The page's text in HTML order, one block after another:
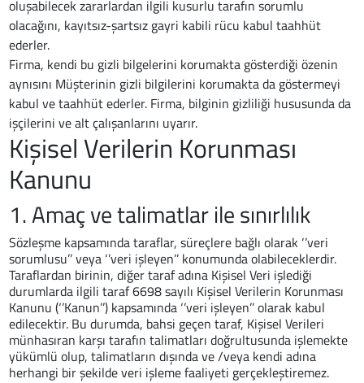
oluşabilecek zararlardan ilgili kusurlu tarafın sorumlu
olacağını, kayıtsız-şartsız gayri kabili rücu kabul taahhüt
ederler.
Firma, kendi bu gizli bilgelerini korumakta gösterdiği özenin
aynısını Müşterinin gizli bilgilerini korumakta da göstermeyi
kabul ve taahhüt ederler. Firma, bilginin gizliliği hususunda da
işçilerini ve alt çalışanlarını uyarır.
Kişisel Verilerin Korunması
Kanunu
1. Amaç ve talimatlar ile sınırlılık
Sözleşme kapsamında taraflar, süreçlere bağlı olarak ‘’veri
sorumlusu’’ veya ‘’veri işleyen’’ konumunda olabileceklerdir.
Taraflardan birinin, diğer taraf adına Kişisel Veri işlediği
durumlarda ilgili taraf 6698 sayılı Kişisel Verilerin Korunması
Kanunu (‘’Kanun’’) kapsamında ‘’veri işleyen’’ olarak kabul
edilecektir. Bu durumda, bahsi geçen taraf, Kişisel Verileri
münhasıran karşı tarafın talimatları doğrultusunda işlemekte
yükümlü olup, talimatların dışında ve /veya kendi adına
herhangi bir şekilde veri işleme faaliyeti gerçekleştiremez.